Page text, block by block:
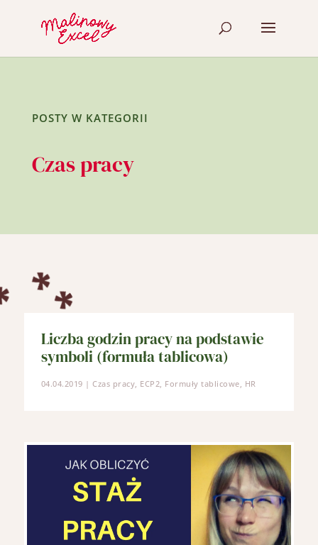
POSTY W KATEGORII
Czas pracy
Liczba godzin pracy na podstawie
symboli (formuła tablicowa)
04.04.2019 |Czas pracy ECP2 Formuły tablicowe HR